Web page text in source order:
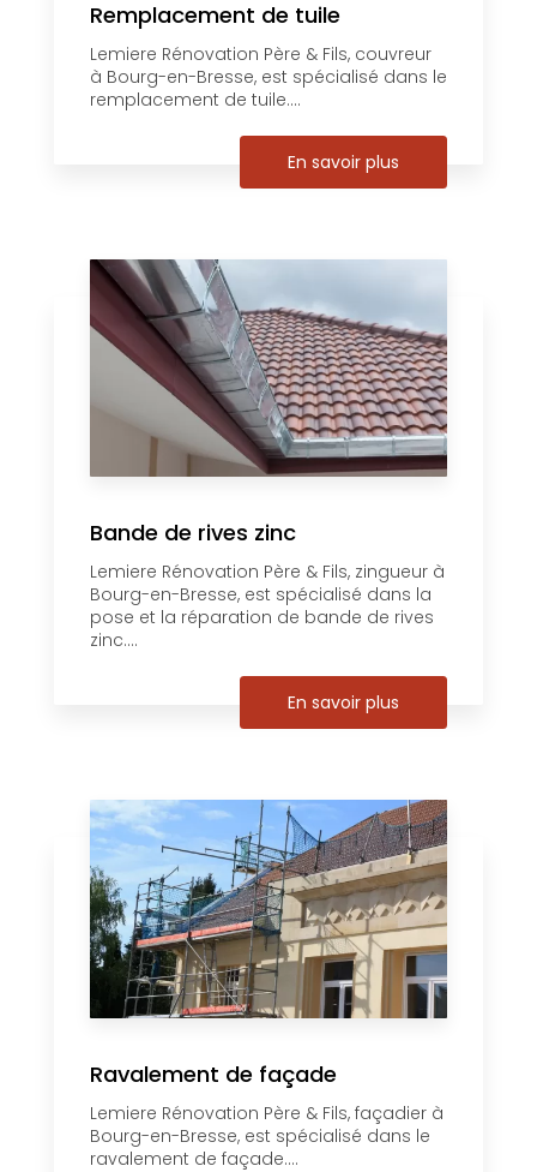
Remplacement de tuile
Lemiere Rénovation Père & Fils, couvreur
à Bourg-en-Bresse, est spécialisé dans le
remplacement de tuile....
En savoir plus
Bande de rives zinc
Lemiere Rénovation Père & Fils, zingueur à
Bourg-en-Bresse, est spécialisé dans la
pose et la réparation de bande de rives
zinc....
En savoir plus
Ravalement de façade
Lemiere Rénovation Père & Fils, façadier à
Bourg-en-Bresse, est spécialisé dans le
ravalement de façade....